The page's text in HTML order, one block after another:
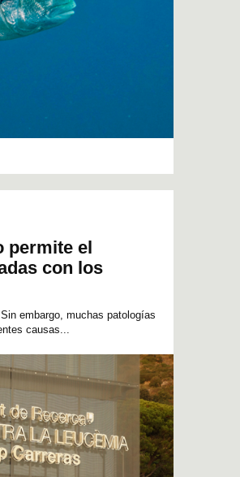
permite el
con los
embargo, muchas patologías
causas...